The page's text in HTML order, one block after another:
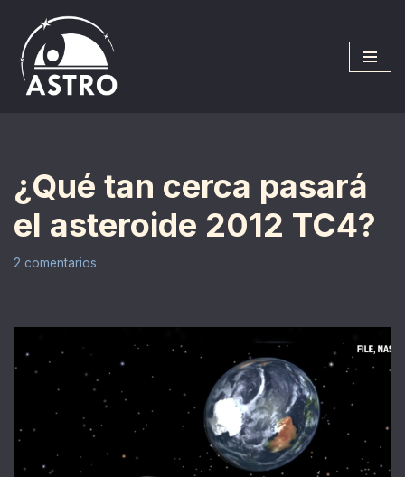
Saltar
al
contenido
¿Qué tan cerca pasará
el asteroide 2012 TC4?
2 comentarios